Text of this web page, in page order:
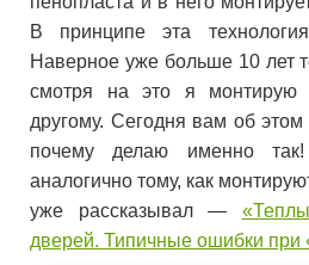
В принципе эта
Наверное уже больше 10 лет
смотря на это я монтирую
другому. Сегодня вам об
почему делаю именно
аналогично тому, как
уже рассказывал —
дверей. Типичные ошибки при